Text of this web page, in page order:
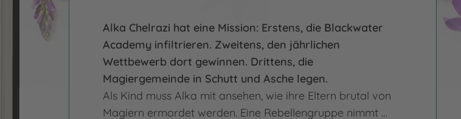
Alka Chelrazi hat eine Mission: Erstens, die Blackwater
Academy infiltrieren. Zweitens, den jährlichen
Wettbewerb dort gewinnen. Drittens, die
Magiergemeinde in Schutt und Asche legen.
Als Kind muss Alka mit ansehen, wie ihre Eltern brutal von
Magiern ermordet werden. Eine Rebellengruppe nimmt …